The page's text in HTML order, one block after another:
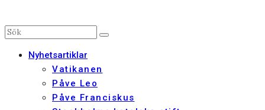
Nyhetsartiklar
Vatikanen
Påve Leo
Påve Franciskus